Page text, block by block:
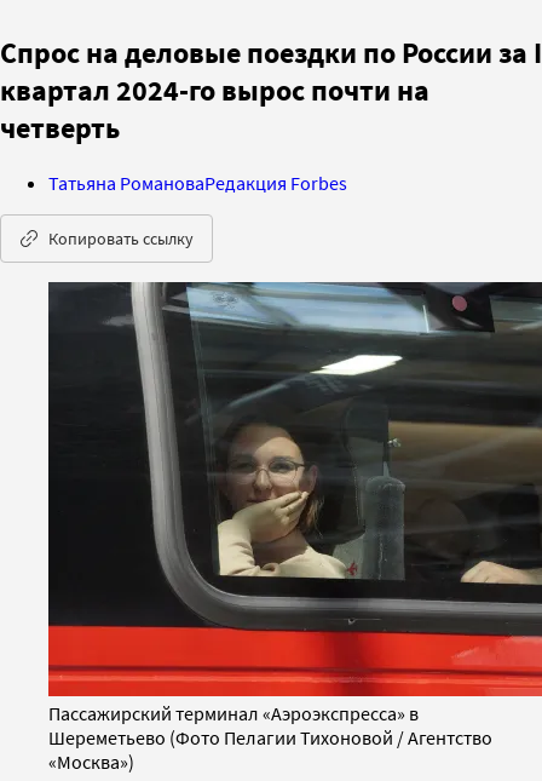
Спрос на деловые поездки по России за I
квартал 2024-го вырос почти на
четверть
Татьяна РомановаРедакция Forbes
Копировать ссылку
Пассажирский терминал «Аэроэкспресса» в
Шереметьево (Фото Пелагии Тихоновой / Агентство
«Москва»)